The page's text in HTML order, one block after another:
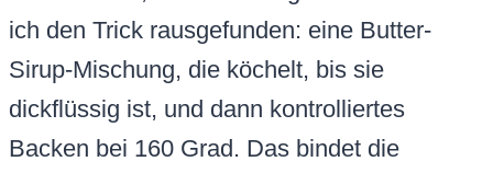
ich den Trick rausgefunden: eine Butter-
Sirup-Mischung, die köchelt, bis sie
dickflüssig ist, und dann kontrolliertes
Backen bei 160 Grad. Das bindet die